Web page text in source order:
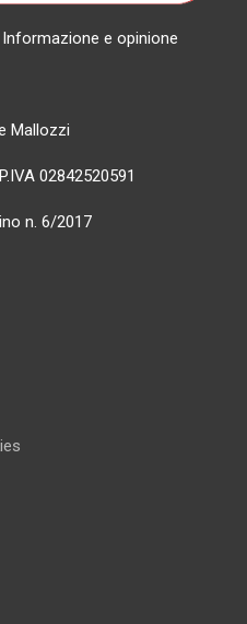
e opinione
Mallozzi
02842520591
n. 6/2017